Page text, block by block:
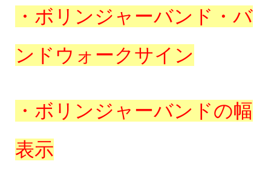
・ボリンジャーバンド・バ
ンドウォークサイン
・ボリンジャーバンドの幅
表示